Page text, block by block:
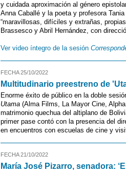
y cuidada aproximación al género
Anna Caballé y la poeta y profesora
“maravillosas, difíciles y extrañas,
Brassesco y Abril Hernández, con
Ver video íntegro de la sesión
FECHA 25/10/2022
Multitudinario preestreno de
Enorme éxito de público en la doble
Utama (Alma Films, La Mayor Cine,
matrimonio quechua del altiplano de
primer pase contó con la presencia del
en encuentros con escuelas de cine y
FECHA 21/10/2022
María José Pizarro, senadora: